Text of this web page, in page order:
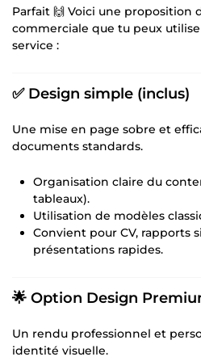
Parfait 🙌 Voici une proposition
commerciale que tu peux
service :
✅ Design simple (inclus)
Une mise en page sobre et
documents standards.
Organisation claire du
tableaux).
Utilisation de modèles
Convient pour CV, rapports
présentations rapides.
🌟 Option Design
Un rendu professionnel et
identité visuelle.